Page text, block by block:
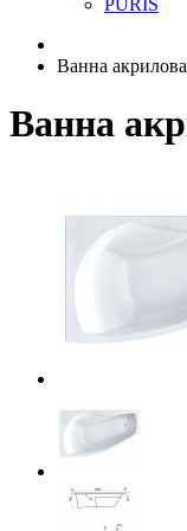
PURIS
Ванна
Ванна